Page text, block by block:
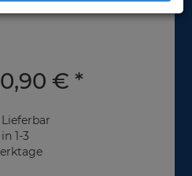
€ *
Lieferbar
in 1-3